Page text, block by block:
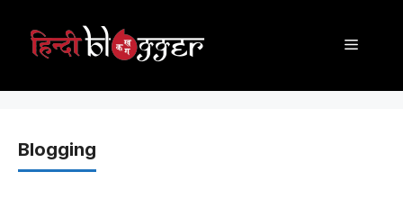
Menu
Blogging